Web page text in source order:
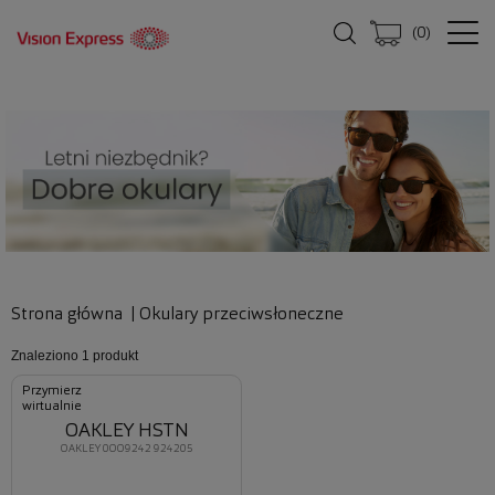
(0)
Strona główna Okulary przeciwsłoneczne
Znaleziono 1 produkt
Przymierz
wirtualnie
OAKLEY 0OO9242 924205
OAKLEY HSTN